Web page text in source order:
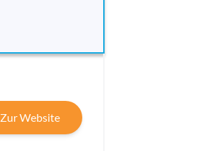
Zur Website